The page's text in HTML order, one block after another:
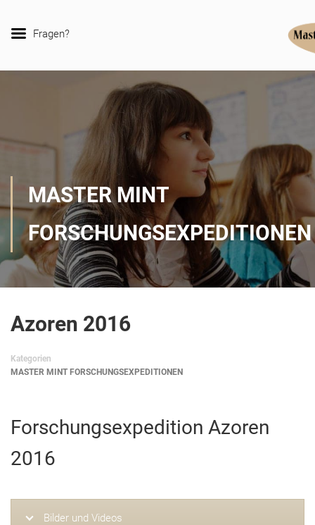
MASTER MINT
FORSCHUNGSEXPEDITIONEN
Azoren 2016
Kategorien
MASTER MINT FORSCHUNGSEXPEDITIONEN
Forschungsexpedition Azoren
2016
Bilder und Videos
Fragen?